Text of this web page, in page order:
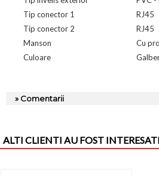
Tip conector 1
RJ45
Tip conector 2
RJ45
Manson
Cu
Culoare
» Comentarii
ALTI CLIENTI AU FOST